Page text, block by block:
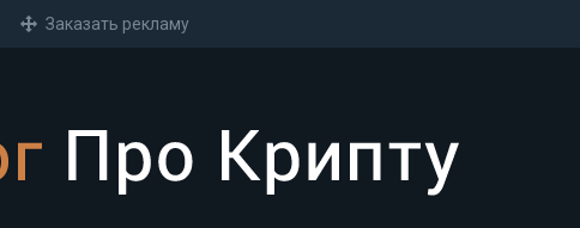
Заказать рекламу